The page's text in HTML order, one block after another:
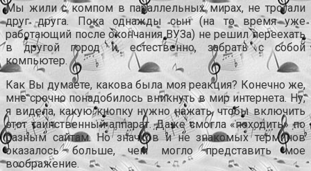
Мы жили с компом в параллельных мирах, не трогали
друг друга. Пока однажды сын (на то время уже
работающий после окончания ВУЗа) не решил переехать
в другой город и, естественно, забрать с собой
компьютер.
Как Вы думаете, какова была моя реакция? Конечно же,
мне срочно понадобилось вникнуть в мир интернета. Ну,
я видела, какую кнопку нужно нажать, чтобы включить
этот таинственный аппарат. Даже смогла «походить» по
разным сайтам. Но значков и не знакомых терминов
оказалось больше, чем могло представить мое
воображение.